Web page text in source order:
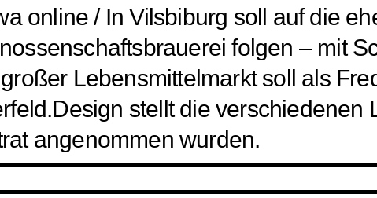
online / In Vilsbiburg soll auf die
folgen – mit
Lebensmittelmarkt soll als
stellt die verschiedenen
angenommen wurden.